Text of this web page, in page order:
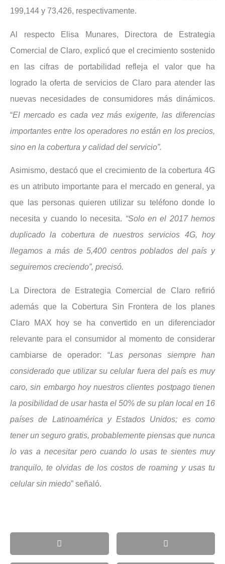
199,144 y 73,426, respectivamente.
Al respecto Elisa Munares, Directora de Estrategia
Comercial de Claro, explicó que el crecimiento sostenido
en las cifras de portabilidad refleja el valor que ha
logrado la oferta de servicios de Claro para atender las
nuevas necesidades de consumidores más dinámicos.
“El mercado es cada vez más exigente, las diferencias
importantes entre los operadores no están en los precios,
sino en la cobertura y calidad del servicio”.
Asimismo, destacó que el crecimiento de la cobertura 4G
es un atributo importante para el mercado en general, ya
que las personas quieren utilizar su teléfono donde lo
necesita y cuando lo necesita. “Solo en el 2017 hemos
duplicado la cobertura de nuestros servicios 4G, hoy
llegamos a más de 5,400 centros poblados del país y
seguiremos creciendo”, precisó.
La Directora de Estrategia Comercial de Claro refirió
además que la Cobertura Sin Frontera de los planes
Claro MAX hoy se ha convertido en un diferenciador
relevante para el consumidor al momento de considerar
cambiarse de operador: “Las personas siempre han
considerado que utilizar su celular fuera del país es muy
caro, sin embargo hoy nuestros clientes postpago tienen
la posibilidad de usar hasta el 50% de su plan local en 16
países de Latinoamérica y Estados Unidos; es como
tener un seguro gratis, probablemente piensas que nunca
lo vas a necesitar pero cuando lo usas te sientes muy
tranquilo, te olvidas de los costos de roaming y usas tu
celular sin miedo” señaló.